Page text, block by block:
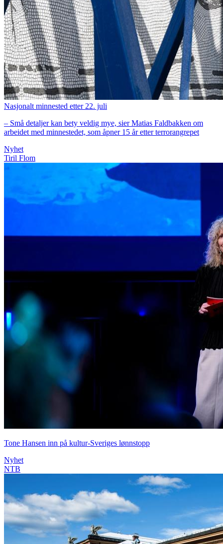
Nasjonalt minnested etter 22. juli
– Små detaljer kan bety veldig mye, sier Matias Faldbakken om
arbeidet med minnestedet, som åpner 15 år etter terrorangrepet
Nyhet
Tiril Flom
Tone Hansen inn på kultur-Sveriges lønnstopp
Nyhet
NTB